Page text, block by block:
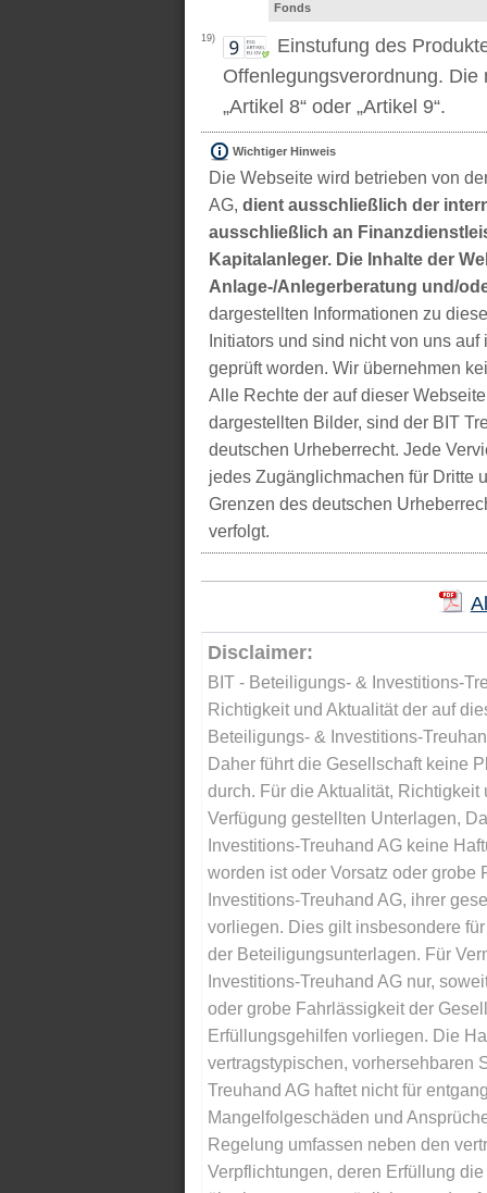
Fonds
19)
Einstufung des
Offenlegungsverordnung. Die
„Artikel 8“ oder „Artikel 9“.
Wichtiger Hinweis
Die Webseite wird betrieben von
AG, dient ausschließlich der
ausschließlich an
Kapitalanleger. Die Inhalte der
Anlage-/Anlegerberatung und/
dargestellten Informationen zu
Initiators und sind nicht von uns
geprüft worden. Wir übernehmen
Alle Rechte der auf dieser
dargestellten Bilder, sind der BIT
deutschen Urheberrecht. Jede
jedes Zugänglichmachen für Dritte
Grenzen des deutschen
verfolgt.
Disclaimer:
BIT - Beteiligungs- & Investitions-
Richtigkeit und Aktualität der auf
Beteiligungs- & Investitions-
Daher führt die Gesellschaft keine
durch. Für die Aktualität,
Verfügung gestellten Unterlagen,
Investitions-Treuhand AG keine
worden ist oder Vorsatz oder
Investitions-Treuhand AG, ihrer
vorliegen. Dies gilt insbesondere
der Beteiligungsunterlagen. Für
Investitions-Treuhand AG nur,
oder grobe Fahrlässigkeit der
Erfüllungsgehilfen vorliegen. Die
vertragstypischen, vorhersehbaren
Treuhand AG haftet nicht für
Mangelfolgeschäden und
Regelung umfassen neben den
Verpflichtungen, deren Erfüllung